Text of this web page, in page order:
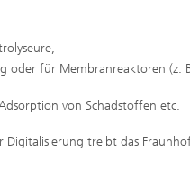
oder für Membranreaktoren (z.
von Schadstoffen etc.
treibt das